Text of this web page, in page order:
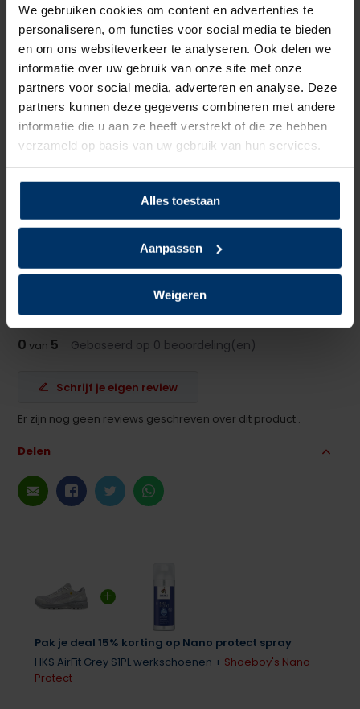
We gebruiken cookies om content en advertenties te
personaliseren, om functies voor social media te bieden
en om ons websiteverkeer te analyseren. Ook delen we
informatie over uw gebruik van onze site met onze
partners voor social media, adverteren en analyse. Deze
partners kunnen deze gegevens combineren met andere
informatie die u aan ze heeft verstrekt of die ze hebben
verzameld op basis van uw gebruik van hun services.
Alles toestaan
Aanpassen
Weigeren
Pak je deal 15% korting op Nano protect spray
HKS AirFit Grey S1PL werkschoenen + Shoeboy's Nano
Protect
Neusbeveiliging Staal
Zoolbeveiliging Kunststof
Zoolmateriaal
Antislip Ja
495 gram (maat 42)
0 van 5 Gebaseerd op 0 beoordeling(en)
Schrijf je eigen review
Er zijn nog geen reviews geschreven over dit product..
Delen